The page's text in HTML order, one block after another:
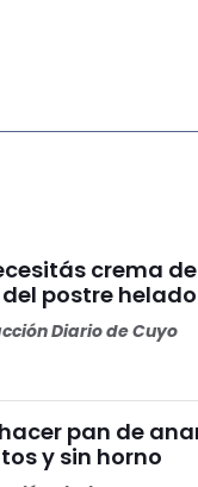
crema
postre
Diario de Cuyo
pan de
y sin horno